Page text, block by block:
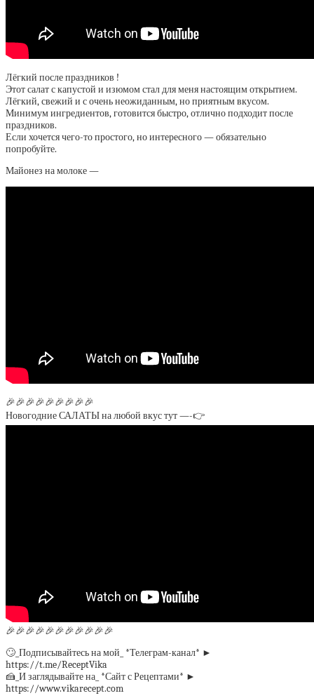
Лёгкий после праздников !
Этот салат с капустой и изюмом стал для меня настоящим открытием.
Лёгкий, свежий и с очень неожиданным, но приятным вкусом.
Минимум ингредиентов, готовится быстро, отлично подходит после
праздников.
Если хочется чего-то простого, но интересного — обязательно
попробуйте.
Майонез на молоке —
🎉🎉🎉🎉🎉🎉🎉🎉🎉
Новогодние САЛАТЫ на любой вкус тут —-👉
🎉🎉🎉🎉🎉🎉🎉🎉🎉🎉🎉
🙄_Подписывайтесь на мой_ *Телеграм-канал* ►
https://t.me/ReceptVika
🍰_И заглядывайте на_ *Сайт с Рецептами* ►
https://www.vikarecept.com